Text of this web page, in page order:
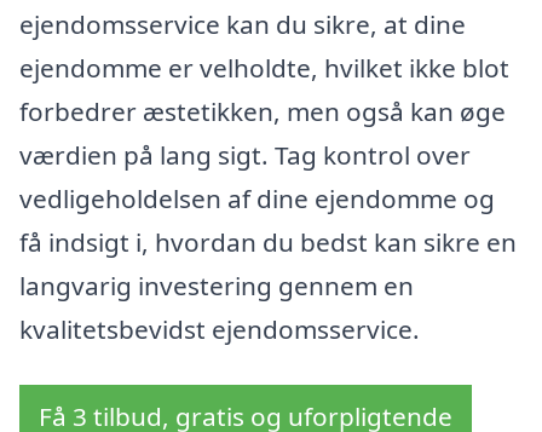
ejendomsservice kan du sikre, at dine
ejendomme er velholdte, hvilket ikke blot
forbedrer æstetikken, men også kan øge
værdien på lang sigt. Tag kontrol over
vedligeholdelsen af dine ejendomme og
få indsigt i, hvordan du bedst kan sikre en
langvarig investering gennem en
kvalitetsbevidst ejendomsservice.
Få 3 tilbud, gratis og uforpligtende